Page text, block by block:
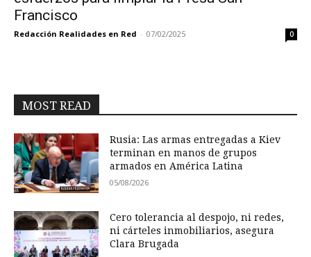
Francisco
Redacción Realidades en Red - 07/02/2025 0
MOST READ
Rusia: Las armas entregadas a Kiev
terminan en manos de grupos
armados en América Latina
05/08/2026
Cero tolerancia al despojo, ni redes,
ni cárteles inmobiliarios, asegura
Clara Brugada